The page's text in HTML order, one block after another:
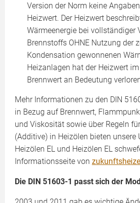
Version der Norm keine
Heizwert. Der Heizwert
Wärmeenergie bei vollständiger
Brennstoffs OHNE Nutzung der
Kondensation gewonnenen
Heizanlagen hat der Heizwert
Brennwert an Bedeutung
Mehr Informationen zu den DIN
in Bezug auf Brennwert,
und Viskosität sowie über Regeln
(Additive) in Heizölen bieten unsere
Heizölen EL und Heizölen EL
Informationsseite von
Die DIN 51603-1 passt sich der